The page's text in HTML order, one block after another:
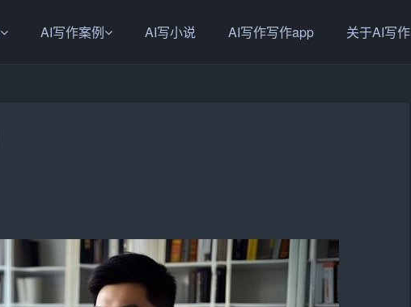
AI写作案例 AI写小说 AI写作写作app 关于AI写作